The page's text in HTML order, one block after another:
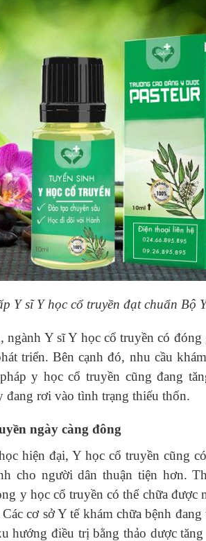
Y sĩ Y học cổ truyền đạt chuẩn Bộ
ngành Y sĩ Y học cổ truyền có
triển. Bên cạnh đó, nhu cầu
y học cổ truyền cũng đang
đang rơi vào tình trạng thiếu thốn.
ngày càng đông
hiện đại, Y học cổ truyền cũng
cho người dân thuận tiện hơn.
y học cổ truyền có thể chữa được
cơ sở Y tế khám chữa bệnh
hướng điều trị bằng thảo dược